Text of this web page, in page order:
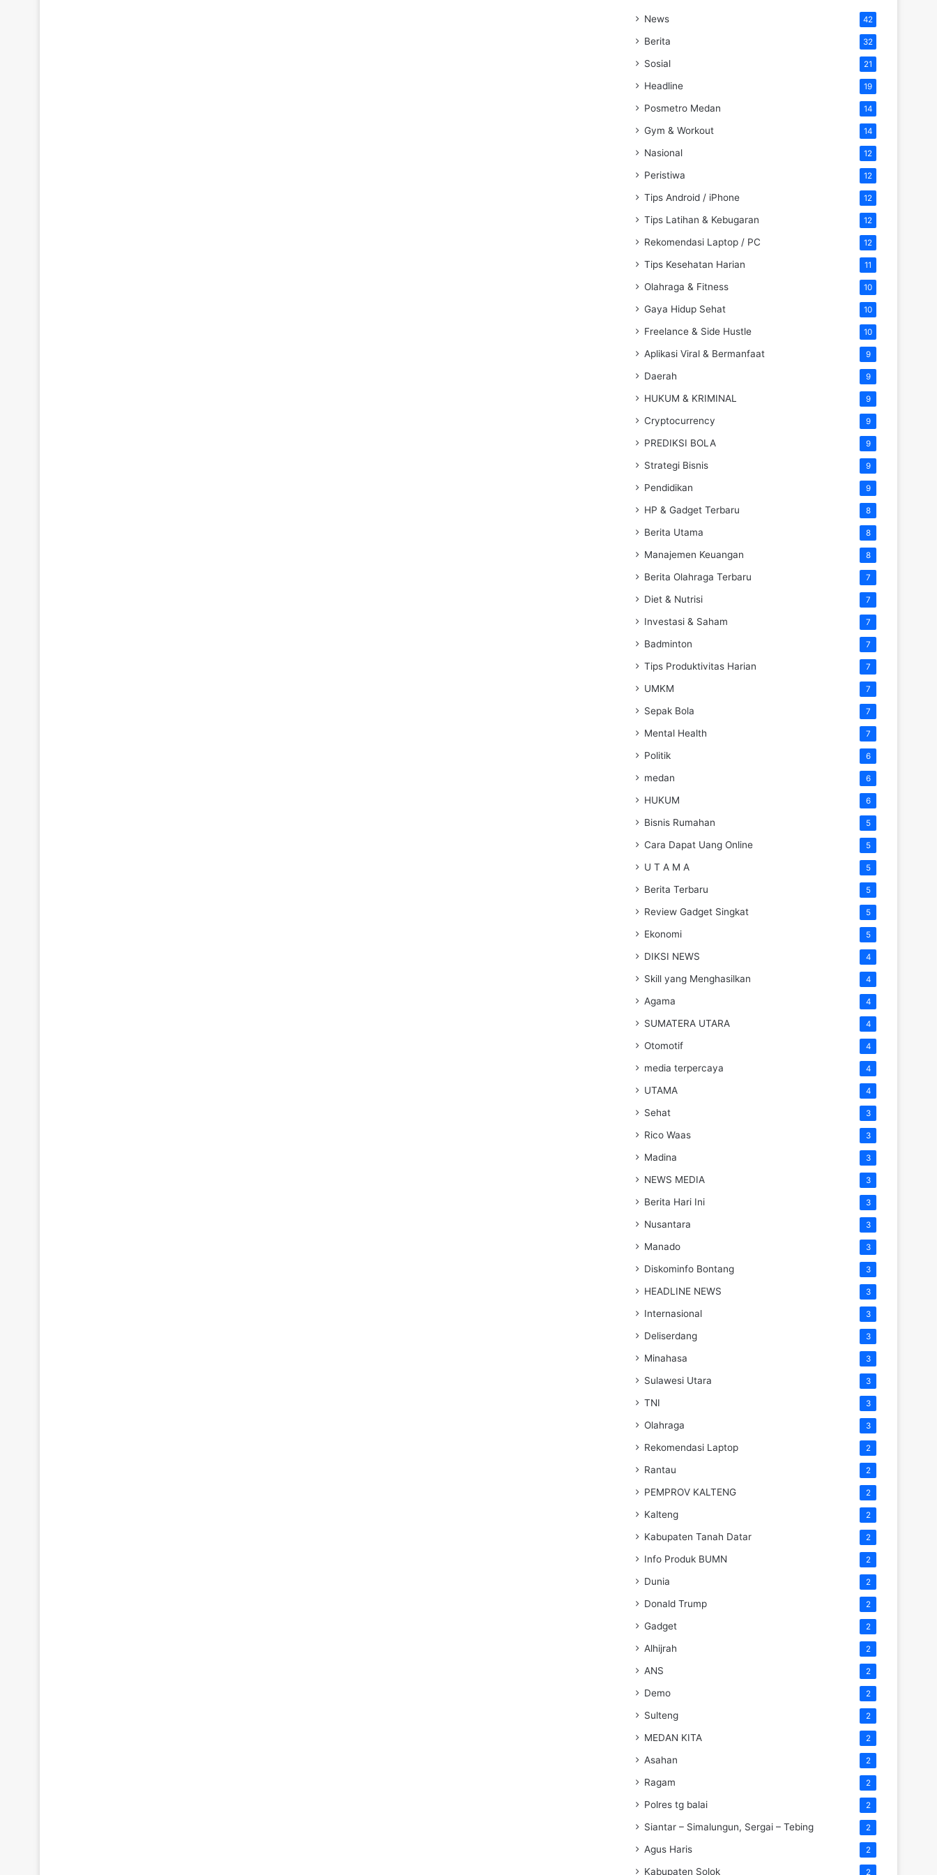
News 42
Berita 32
Sosial 21
Headline 19
Posmetro Medan 14
Gym & Workout 14
Nasional 12
Peristiwa 12
Tips Android / iPhone 12
Tips Latihan & Kebugaran 12
Rekomendasi Laptop / PC 12
Tips Kesehatan Harian 11
Olahraga & Fitness 10
Gaya Hidup Sehat 10
Freelance & Side Hustle 10
Aplikasi Viral & Bermanfaat 9
Daerah 9
HUKUM & KRIMINAL 9
Cryptocurrency 9
PREDIKSI BOLA 9
Strategi Bisnis 9
Pendidikan 9
HP & Gadget Terbaru 8
Berita Utama 8
Manajemen Keuangan 8
Berita Olahraga Terbaru 7
Diet & Nutrisi 7
Investasi & Saham 7
Badminton 7
Tips Produktivitas Harian 7
UMKM 7
Sepak Bola 7
Mental Health 7
Politik 6
medan 6
HUKUM 6
Bisnis Rumahan 5
Cara Dapat Uang Online 5
U T A M A 5
Berita Terbaru 5
Review Gadget Singkat 5
Ekonomi 5
DIKSI NEWS 4
Skill yang Menghasilkan 4
Agama 4
SUMATERA UTARA 4
Otomotif 4
media terpercaya 4
UTAMA 4
Sehat 3
Rico Waas 3
Madina 3
NEWS MEDIA 3
Berita Hari Ini 3
Nusantara 3
Manado 3
Diskominfo Bontang 3
HEADLINE NEWS 3
Internasional 3
Deliserdang 3
Minahasa 3
Sulawesi Utara 3
TNI 3
Olahraga 3
Rekomendasi Laptop 2
Rantau 2
PEMPROV KALTENG 2
Kalteng 2
Kabupaten Tanah Datar 2
Info Produk BUMN 2
Dunia 2
Donald Trump 2
Gadget 2
Alhijrah 2
ANS 2
Demo 2
Sulteng 2
MEDAN KITA 2
Asahan 2
Ragam 2
Polres tg balai 2
Siantar – Simalungun, Sergai – Tebing 2
Agus Haris 2
Kabupaten Solok 2